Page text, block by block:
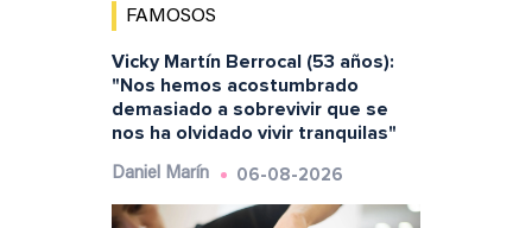
FAMOSOS
Vicky Martín Berrocal (53 años):
"Nos hemos acostumbrado
demasiado a sobrevivir que se
nos ha olvidado vivir tranquilas"
Daniel Marín 06-08-2026